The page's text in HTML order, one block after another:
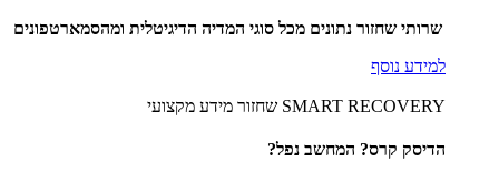
שרותי שחזור נתונים מכל סוגי המדיה הדיגיטלית ומהסמארטפונים
למידע נוסף
SMART RECOVERY שחזור מידע מקצועי
הדיסק קרס? המחשב נפל?